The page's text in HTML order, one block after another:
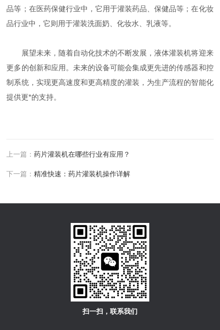
品等；在医药保健行业中，它用于灌装药品、保健品等；在化妆
品行业中，它则用于灌装洗面奶、化妆水、乳液等。
展望未来，随着自动化技术的不断发展，液体灌装机将迎来
更多的创新和应用。未来的设备可能会集成更先进的传感器和控
制系统，实现更高速度和更高精度的灌装，为生产流程的智能化
提供更*的支持。
上一篇：药片灌装机在哪些行业有应用？
下一篇：精准快速：药片灌装机操作详解
扫一扫，联系我们